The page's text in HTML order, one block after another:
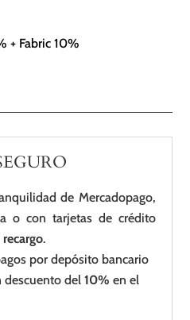
+ Fabric 10%
de Mercadopago,
o con tarjetas de crédito
.
por depósito bancario
descuento del10% en el